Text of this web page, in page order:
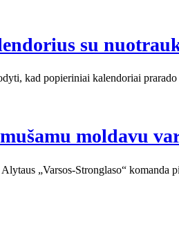
su
kad popieriniai kalendoriai
moldavu
„Varsos-Stronglaso“